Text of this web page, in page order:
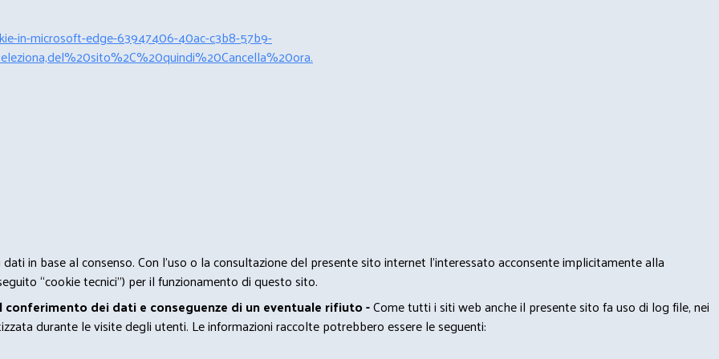
in-microsoft-edge-63947406-40ac-c3b8-57b9-
in base al consenso. Con l'uso o la consultazione del presente sito internet l’interessato acconsente implicitamente alla
“cookie tecnici”) per il funzionamento di questo sito.
dei dati e conseguenze di un eventuale rifiuto -Come tutti i siti web anche il presente sito fa uso di log file, nei
durante le visite degli utenti. Le informazioni raccolte potrebbero essere le seguenti: